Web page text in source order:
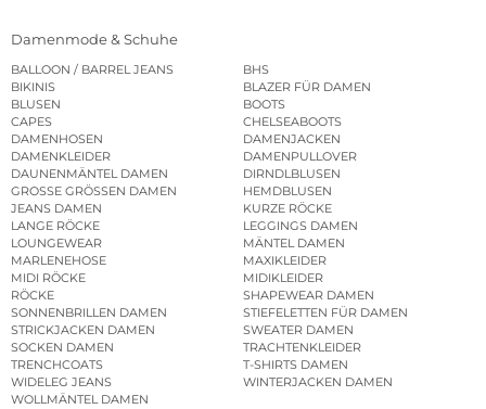
Damenmode & Schuhe
BALLOON / BARREL JEANS
BHS
BIKINIS
BLAZER FÜR DAMEN
BLUSEN
BOOTS
CAPES
CHELSEABOOTS
DAMENHOSEN
DAMENJACKEN
DAMENKLEIDER
DAMENPULLOVER
DAUNENMÄNTEL DAMEN
DIRNDLBLUSEN
GROSSE GRÖSSEN DAMEN
HEMDBLUSEN
JEANS DAMEN
KURZE RÖCKE
LANGE RÖCKE
LEGGINGS DAMEN
LOUNGEWEAR
MÄNTEL DAMEN
MARLENEHOSE
MAXIKLEIDER
MIDI RÖCKE
MIDIKLEIDER
RÖCKE
SHAPEWEAR DAMEN
SONNENBRILLEN DAMEN
STIEFELETTEN FÜR DAMEN
STRICKJACKEN DAMEN
SWEATER DAMEN
SOCKEN DAMEN
TRACHTENKLEIDER
TRENCHCOATS
T-SHIRTS DAMEN
WIDELEG JEANS
WINTERJACKEN DAMEN
WOLLMÄNTEL DAMEN